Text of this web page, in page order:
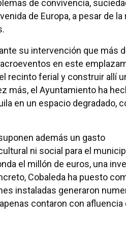
de convivencia,
de Europa, a pesar de la
su intervención que más
en este
recinto ferial y construir allí
más, el Ayuntamiento ha
en un espacio degradado,
además un gasto
ni social para el
el millón de euros, una
Cobaleda ha puesto
instaladas generaron
contaron con afluencia